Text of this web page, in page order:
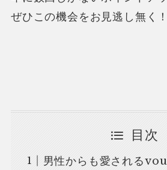
ぜひこの機会をお見逃し無く！
目次
男性からも愛される